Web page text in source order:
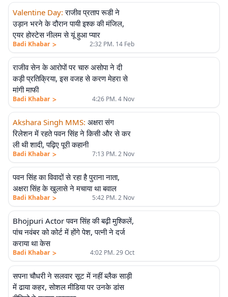
Valentine Day: राजीव प्रताप रूडी ने
उड़ान भरने के दौरान पायी इश्क की मंजिल,
एयर होस्टेस नीलम से यूं हुआ प्यार
Badi Khabar > 2:32 PM. 14 Feb
राजीव सेन के आरोपों पर चारु असोपा ने दी
कड़ी प्रतिक्रिया, इस वजह से करण मेहरा से
मांगी माफी
Badi Khabar > 4:26 PM. 4 Nov
Akshara Singh MMS: अक्षरा संग
रिलेशन में रहते पवन सिंह ने किसी और से कर
ली थी शादी, पढ़िए पूरी कहानी
Badi Khabar > 7:13 PM. 2 Nov
पवन सिंह का विवादों से रहा है पुराना नाता,
अक्षरा सिंह के खुलासे ने मचाया था बवाल
Badi Khabar > 5:42 PM. 2 Nov
Bhojpuri Actor पवन सिंह की बढ़ी मुश्किलें,
पांच नवंबर को कोर्ट में होंगे पेश, पत्नी ने दर्ज
कराया था केस
Badi Khabar > 4:02 PM. 29 Oct
सपना चौधरी ने सलवार सूट में नहीं ब्लैक साड़ी
में ढाया कहर, सोशल मीडिया पर उनके डांस